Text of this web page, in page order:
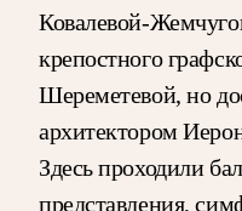
Ковалевой-
крепостного
Шереметевой, но
архитектором
Здесь проходили
представления,